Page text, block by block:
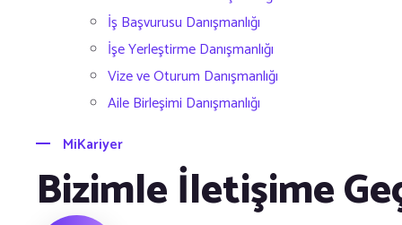
İş Başvurusu Danışmanlığı
İşe Yerleştirme Danışmanlığı
Vize ve Oturum Danışmanlığı
Aile Birleşimi Danışmanlığı
MiKariyer
Bizimle İletişime